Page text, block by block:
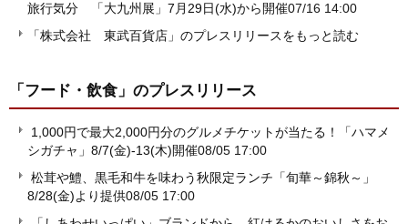
旅行気分 「大九州展」7月29日(水)から開催07/16 14:00
「株式会社 東武百貨店」のプレスリリースをもっと読む
「フード・飲食」 のプレスリリース
1,000円で最大2,000円分のグルメチケットが当たる！「ハマメ
シガチャ」8/7(金)-13(木)開催08/05 17:00
松茸や鱧、黒毛和牛を味わう秋限定ランチ「旬華～錦秋～」
8/28(金)より提供08/05 17:00